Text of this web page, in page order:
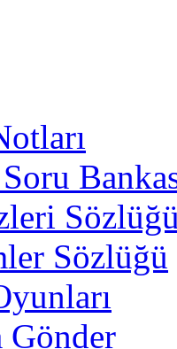
Soru
Sözlüğü
Sözlüğü
Gönder